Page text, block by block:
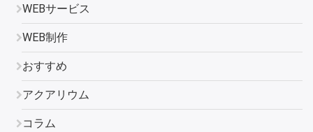
WEBサービス
WEB制作
おすすめ
アクアリウム
コラム